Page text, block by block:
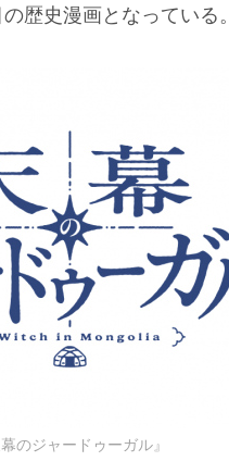
歴史漫画となっている。
のジャードゥーガル』